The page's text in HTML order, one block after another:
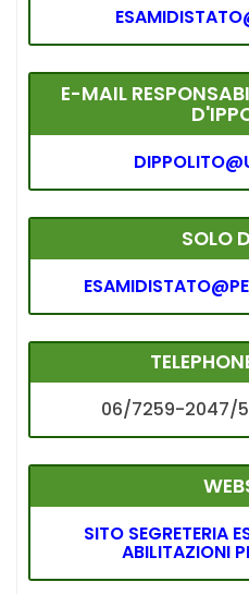
E-MAIL
SOLO
06/7259-2047/
SITO SEGRETERIA
ABILITAZIONI